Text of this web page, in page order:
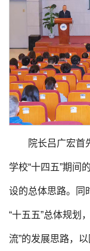
院长吕广宏首
学校“十四五”期间
设的总体思路。同
“十五五”总体规划
流”的发展思路，